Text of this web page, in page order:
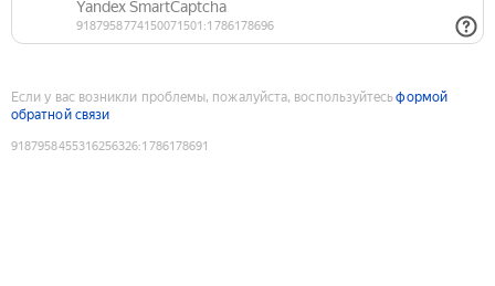
Если у вас возникли проблемы, пожалуйста, воспользуйтесьформой
обратной связи
9187958455316256326:1786178691